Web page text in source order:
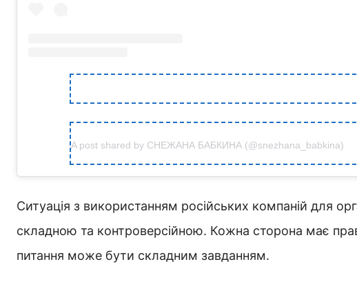
A post shared by СНЕЖАНА БАБКИНА (@snezhana_babkina)
Ситуація з використанням російських компаній для
складною та контроверсійною. Кожна сторона має
питання може бути складним завданням.